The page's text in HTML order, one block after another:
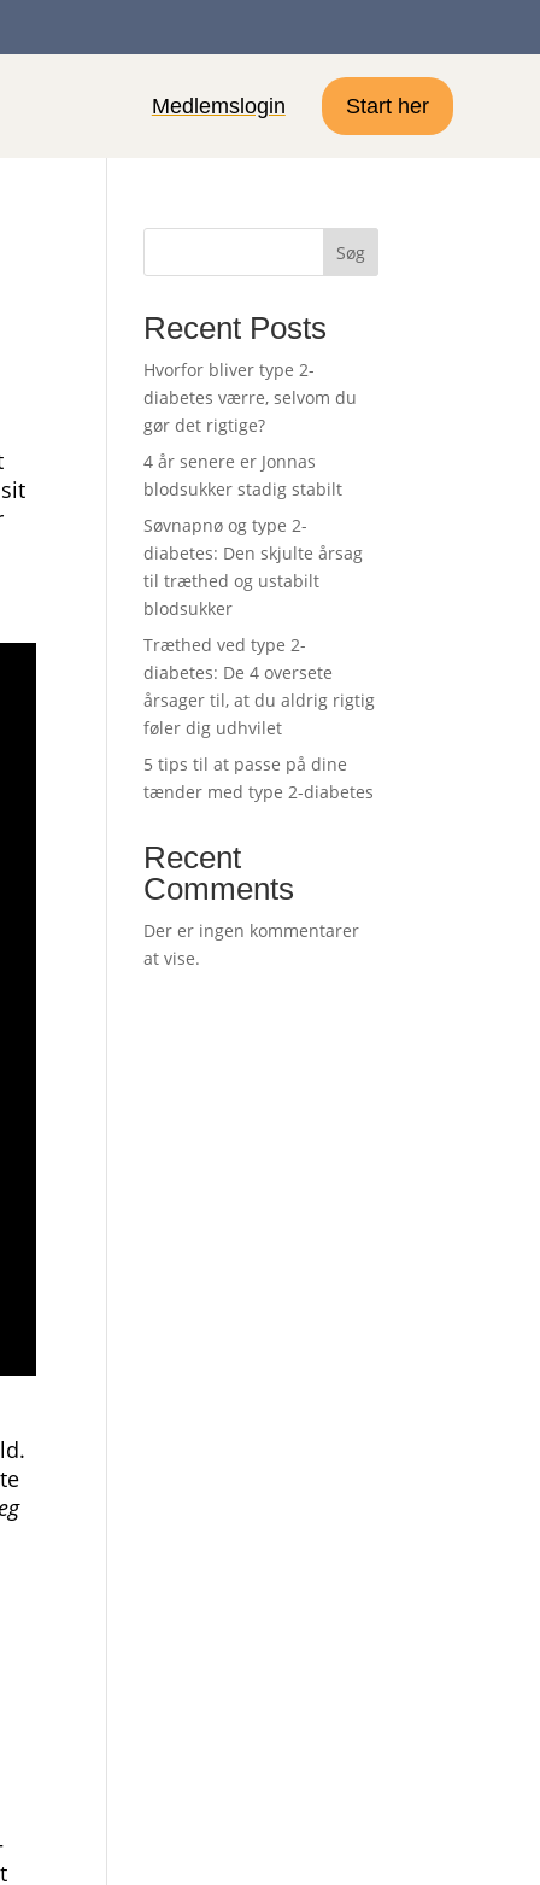
Medlemslogin Start her
Søg
Recent Posts
Hvorfor bliver type 2-
diabetes værre, selvom du
gør det rigtige?
4 år senere er Jonnas
blodsukker stadig stabilt
Søvnapnø og type 2-
diabetes: Den skjulte årsag
til træthed og ustabilt
blodsukker
Træthed ved type 2-
diabetes: De 4 oversete
årsager til, at du aldrig rigtig
føler dig udhvilet
5 tips til at passe på dine
tænder med type 2-diabetes
Recent
Comments
Der er ingen kommentarer
at vise.